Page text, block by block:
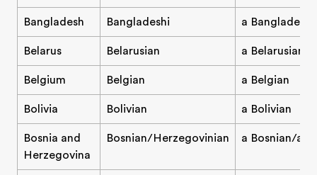
Bangladesh Bangladeshi a Bangladeshi
Belarus Belarusian a Belarusian
Belgium Belgian a Belgian
Bolivia Bolivian a Bolivian
Bosnia and
Herzegovina
Bosnian/Herzegovinian a Bosnian/a